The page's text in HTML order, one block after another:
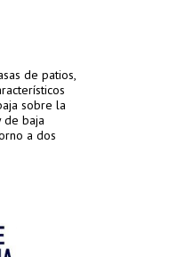
de patios,
sobre la
de baja
a dos